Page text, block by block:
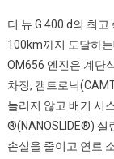
더 뉴 G 400 d의 최
100km까지 도달하
OM656 엔진은 계단
차징, 캠트로닉
늘리지 않고 배기 시
®(NANOSLIDE®) 실
손실을 줄이고 연료